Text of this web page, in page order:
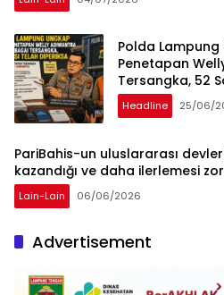
Polda
Penetapan
Tersangka, 52
Headline 25/06/
PariBahis-un uluslararası
kazandığı ve daha ilerlemesi
Lain-Lain 06/06/2026
Advertisement